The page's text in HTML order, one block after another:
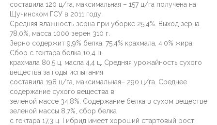
составила 120 ц/га, максимальная – 157 ц/га получена на
Щучинском ГСУ в 2011 году.
Средняя влажность зерна при уборке 25,4%. Выход зерна
78,0%, масса 1000 зерен 310 г.
Зерно содержит 9,9% белка, 75,4% крахмала, 4,0% жира.
Сбор с гектара белка 10,4 ц,
крахмала 80,5 ц, масла 4,4 ц. Средняя урожайность сухого
вещества за годы испытания
составила 198 ц/га, максимальная– 290 ц/га. Среднее
содержание сухого вещества в
зеленой массе 34,8%. Содержание белка в сухом веществе
зеленой массы 8,7%, сбор белка
с гектара 17,3 ц. Гибрид имеет хороший стартовый рост,